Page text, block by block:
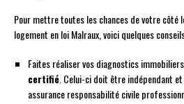
Pour mettre toutes les chances de votre côté
logement en loi Malraux, voici quelques
Faites réaliser vos diagnostics
certifié . Celui-ci doit être indépendant
assurance responsabilité civile